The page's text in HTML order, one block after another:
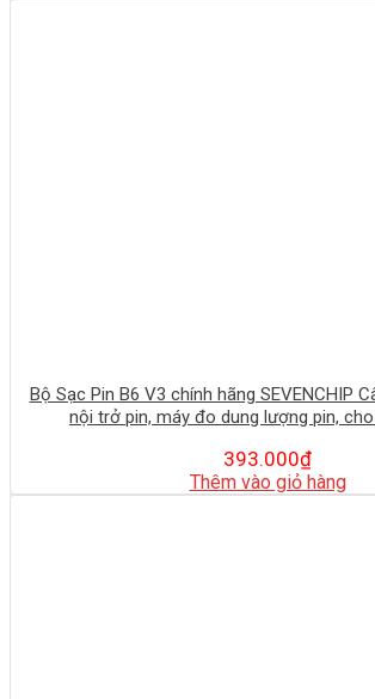
Bộ Sạc Pin B6 V3 chính hãng SEVENCHIP
nội trở pin, máy đo dung lượng pin,
393.000₫
Thêm vào giỏ hàng